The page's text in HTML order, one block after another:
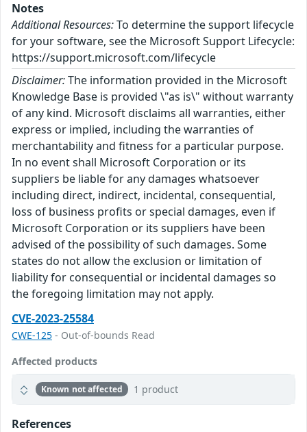
Notes
Additional Resources:To determine the support lifecycle
for your software, see the Microsoft Support Lifecycle:
https://support.microsoft.com/lifecycle
Disclaimer:The information provided in the Microsoft
Knowledge Base is provided \"as is\" without warranty
of any kind. Microsoft disclaims all warranties, either
express or implied, including the warranties of
merchantability and fitness for a particular purpose.
In no event shall Microsoft Corporation or its
suppliers be liable for any damages whatsoever
including direct, indirect, incidental, consequential,
loss of business profits or special damages, even if
Microsoft Corporation or its suppliers have been
advised of the possibility of such damages. Some
states do not allow the exclusion or limitation of
liability for consequential or incidental damages so
the foregoing limitation may not apply.
CVE-2023-25584
CWE-125 - Out-of-bounds Read
Affected products
Known not affected 1 product
References